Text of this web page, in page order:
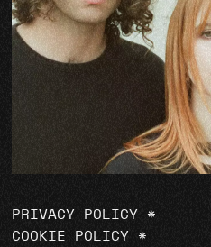
PRIVACY POLICY *
COOKIE POLICY *